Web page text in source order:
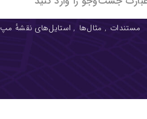
مستندات , مثال‌ها , استایل‌های نقشهٔ مپ